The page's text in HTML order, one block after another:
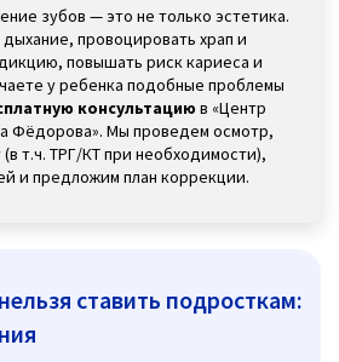
зубов — это не только эстетика.
провоцировать храп и
повышать риск кариеса и
у ребенка подобные проблемы
консультацию в «Центр
Фёдорова». Мы проведем осмотр,
(в т.ч. ТРГ/КТ при необходимости),
и предложим план коррекции.
ставить подросткам: